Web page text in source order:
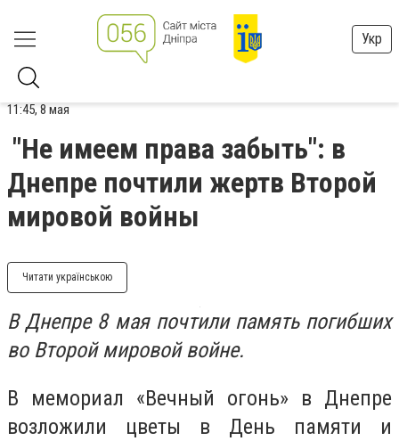
Укр
11:45, 8 мая
"Не имеем права забыть": в
Днепре почтили жертв Второй
мировой войны
Читати українською
В Днепре 8 мая почтили память погибших
во Второй мировой войне.
В мемориал «Вечный огонь» в Днепре
возложили цветы в День памяти и